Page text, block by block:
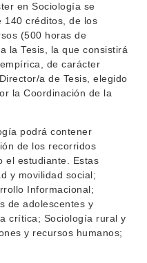
en Sociología se
140 créditos, de los
(500 horas de
la Tesis, la que consistirá
de carácter
a de Tesis, elegido
la Coordinación de la
podrá contener
de los recorridos
el estudiante. Estas
y movilidad social;
Informacional;
de adolescentes y
crítica; Sociología rural y
y recursos humanos;